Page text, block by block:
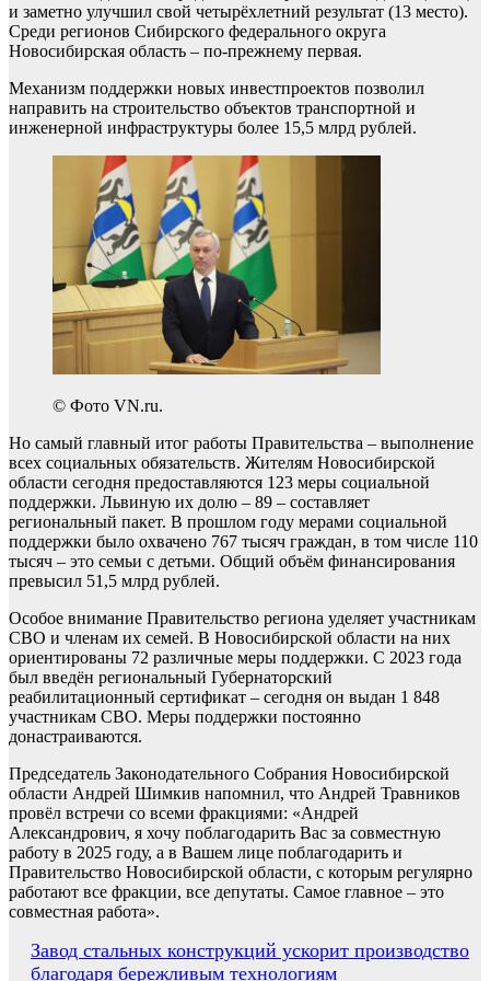
и заметно улучшил свой четырёхлетний результат (13 место).
Среди регионов Сибирского федерального округа
Новосибирская область – по-прежнему первая.
Механизм поддержки новых инвестпроектов позволил
направить на строительство объектов транспортной и
инженерной инфраструктуры более 15,5 млрд рублей.
© Фото VN.ru.
Но самый главный итог работы Правительства – выполнение
всех социальных обязательств. Жителям Новосибирской
области сегодня предоставляются 123 меры социальной
поддержки. Львиную их долю – 89 – составляет
региональный пакет. В прошлом году мерами социальной
поддержки было охвачено 767 тысяч граждан, в том числе 110
тысяч – это семьи с детьми. Общий объём финансирования
превысил 51,5 млрд рублей.
Особое внимание Правительство региона уделяет участникам
СВО и членам их семей. В Новосибирской области на них
ориентированы 72 различные меры поддержки. С 2023 года
был введён региональный Губернаторский
реабилитационный сертификат – сегодня он выдан 1 848
участникам СВО. Меры поддержки постоянно
донастраиваются.
Председатель Законодательного Собрания Новосибирской
области Андрей Шимкив напомнил, что Андрей Травников
провёл встречи со всеми фракциями: «Андрей
Александрович, я хочу поблагодарить Вас за совместную
работу в 2025 году, а в Вашем лице поблагодарить и
Правительство Новосибирской области, с которым регулярно
работают все фракции, все депутаты. Самое главное – это
совместная работа».
Навигация
Завод стальных конструкций ускорит производство
благодаря бережливым технологиям